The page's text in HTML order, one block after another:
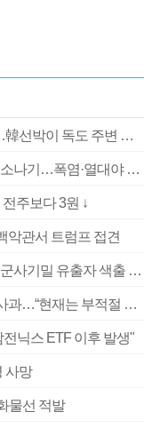
[속보] 여전히 ‘독도는 우리땅’ 외치는 日…韓선박이 독도 주변 해양조사 활동하자 반발
부산 울산 경남 구름 많고 경남 북서내륙 소나기…폭염·열대야 계속
주보다 3원 ↓
악관서 트럼프 접견
‘탄약 부족 사태’ 보도에 격노한 트럼프…군사기밀 유출자 색출 지시
[속보] ‘심판 성접대’ 논란 축구협회 공식 사과…“현재는 부적절 행위 없어”
닉스 ETF 이후 발생"
사망
물선 적발